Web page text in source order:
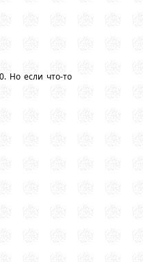
Но если что-то